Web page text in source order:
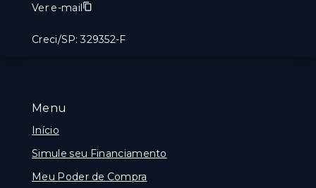
Menu
Início
Simule seu Financiamento
Meu Poder de Compra
Ver e-mail
Creci/SP: 329352-F